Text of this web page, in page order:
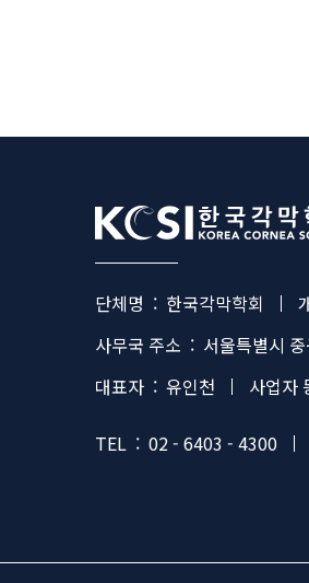
단체명 : 한국각막학회
사무국 주소 : 서울특별시
대표자 : 유인천 사업자
TEL : 02 - 6403 - 4300